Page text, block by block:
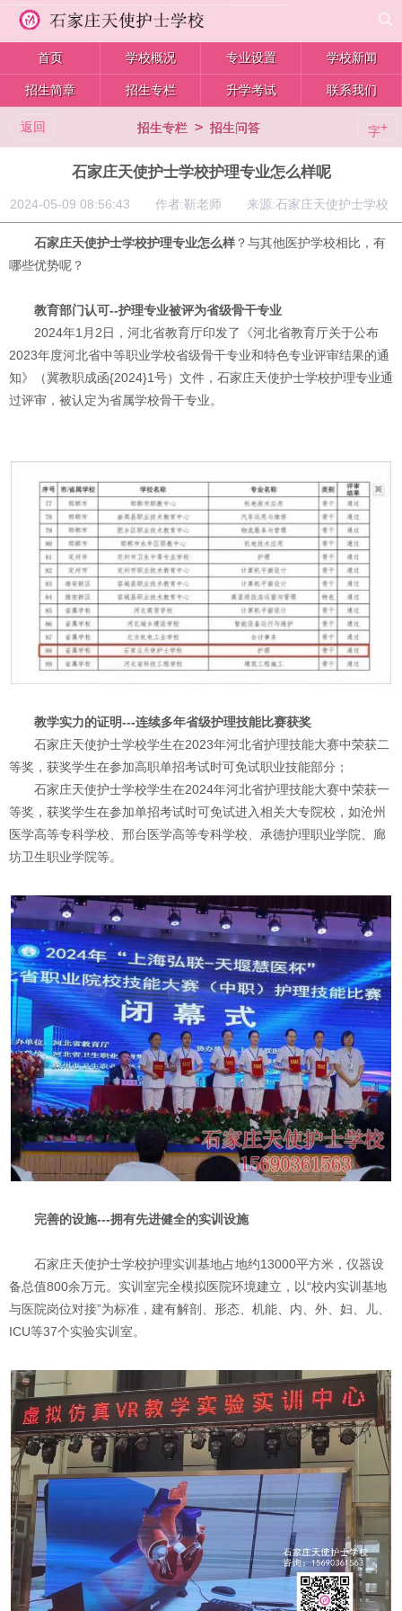
首页 学校概况 专业设置 学校新闻
招生简章 招生专栏 升学考试 联系我们
返回 招生专栏 > 招生问答 字+
石家庄天使护士学校护理专业怎么样呢
2024-05-09 08:56:43 作者:靳老师 来源:石家庄天使护士学校
石家庄天使护士学校护理专业怎么样 ？与其他医护学校相比，有
哪些优势呢？
教育部门认可--护理专业被评为省级骨干专业
2024年1月2日，河北省教育厅印发了《河北省教育厅关于公布
2023年度河北省中等职业学校省级骨干专业和特色专业评审结果的通
知》（冀教职成函{2024}1号）文件，石家庄天使护士学校护理专业通
过评审，被认定为省属学校骨干专业。
教学实力的证明---连续多年省级护理技能比赛获奖
石家庄天使护士学校学生在2023年河北省护理技能大赛中荣获二
等奖，获奖学生在参加高职单招考试时可免试职业技能部分；
石家庄天使护士学校学生在2024年河北省护理技能大赛中荣获一
等奖，获奖学生在参加单招考试时可免试进入相关大专院校，如沧州
医学高等专科学校、邢台医学高等专科学校、承德护理职业学院、廊
坊卫生职业学院等。
完善的设施---拥有先进健全的实训设施
石家庄天使护士学校护理实训基地占地约13000平方米，仪器设
备总值800余万元。实训室完全模拟医院环境建立，以“校内实训基地
与医院岗位对接”为标准，建有解剖、形态、机能、内、外、妇、儿、
ICU等37个实验实训室。